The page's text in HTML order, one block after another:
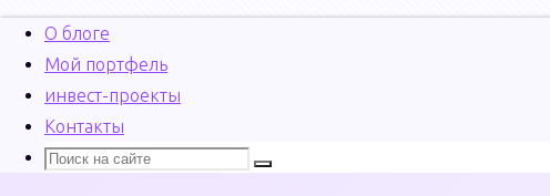
Перейти
О блоге
Мой портфель
инвест-проекты
Контакты
Поиск
Что
Поиск